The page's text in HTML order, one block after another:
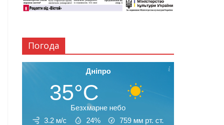
Погода
Дніпро
35°C
Безхмарне небо
3.2 м/с
24% 759 мм рт. ст.